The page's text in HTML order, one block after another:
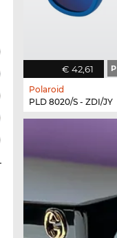
€ 42,61 P
Polaroid
PLD 8020/S - ZDI/JY